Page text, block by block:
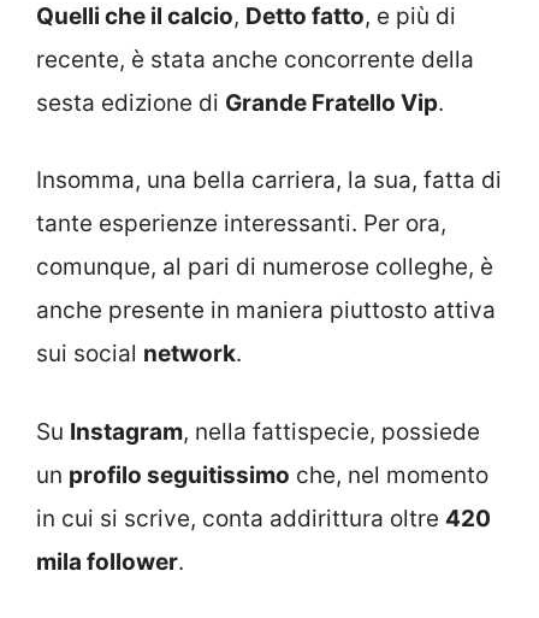
Quelli che il calcio, Detto fatto, e più di
recente, è stata anche concorrente della
sesta edizione di Grande Fratello Vip.
Insomma, una bella carriera, la sua, fatta di
tante esperienze interessanti. Per ora,
comunque, al pari di numerose colleghe, è
anche presente in maniera piuttosto attiva
sui social network.
Su Instagram, nella fattispecie, possiede
un profilo seguitissimo che, nel momento
in cui si scrive, conta addirittura oltre 420
mila follower.